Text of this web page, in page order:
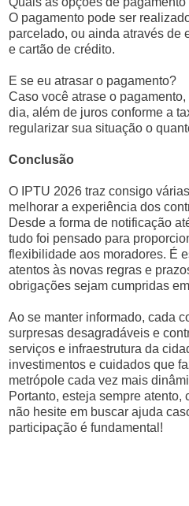
O pagamento pode ser
parcelado, ou ainda através de
e cartão de crédito.
E se eu atrasar o pagamento?
Caso você atrase o
dia, além de juros conforme a
regularizar sua situação o
Conclusão
O IPTU 2026 traz consigo
melhorar a experiência dos
Desde a forma de notificação
tudo foi pensado para
flexibilidade aos moradores. É
atentos às novas regras e
obrigações sejam cumpridas
Ao se manter informado, cada
surpresas desagradáveis e
serviços e infraestrutura da
investimentos e cuidados que
metrópole cada vez mais
Portanto, esteja sempre atento,
não hesite em buscar ajuda
participação é fundamental!